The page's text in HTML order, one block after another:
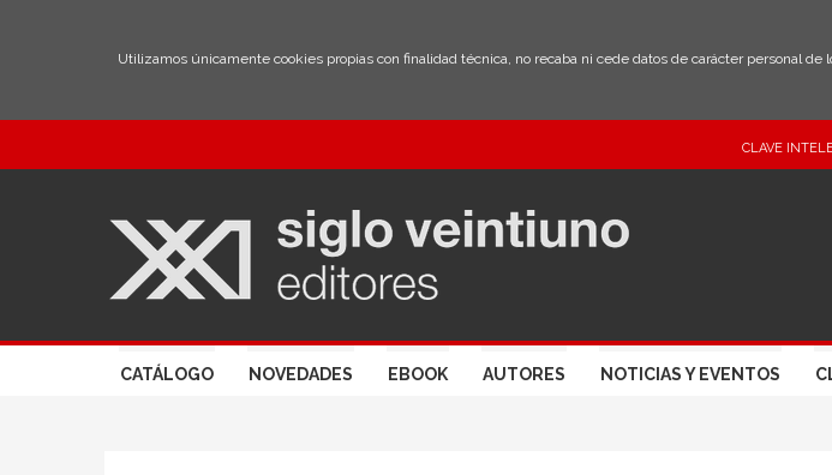
Utilizamos únicamente cookies propias con finalidad técnica, no recaba ni cede datos de carácter personal
CLAVE
CATÁLOGO NOVEDADES EBOOK AUTORES NOTICIAS Y EVENTOS